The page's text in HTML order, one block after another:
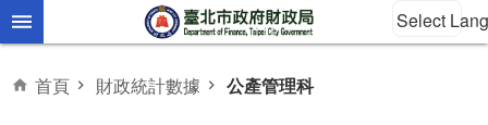
跳到主要內容區塊 Select
首頁 財政統計數據 公產管理科